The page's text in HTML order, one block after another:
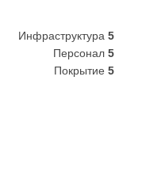
Инфраструктура 5
Персонал 5
Покрытие 5